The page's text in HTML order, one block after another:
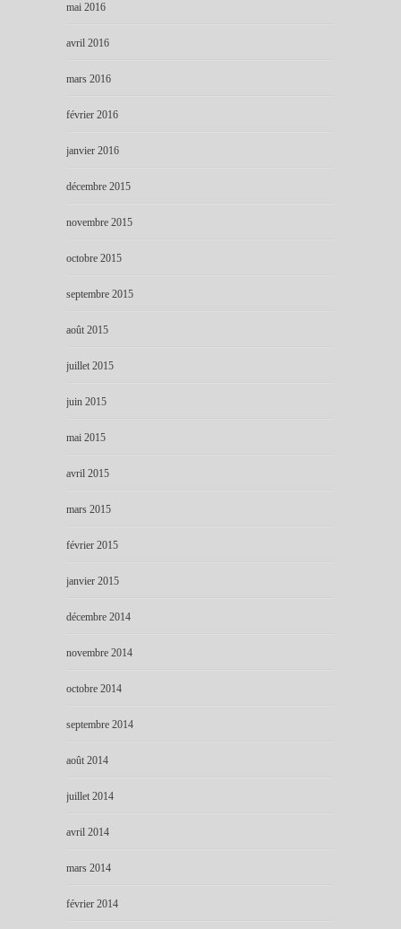
mai 2016
avril 2016
mars 2016
février 2016
janvier 2016
décembre 2015
novembre 2015
octobre 2015
septembre 2015
août 2015
juillet 2015
juin 2015
mai 2015
avril 2015
mars 2015
février 2015
janvier 2015
décembre 2014
novembre 2014
octobre 2014
septembre 2014
août 2014
juillet 2014
avril 2014
mars 2014
février 2014